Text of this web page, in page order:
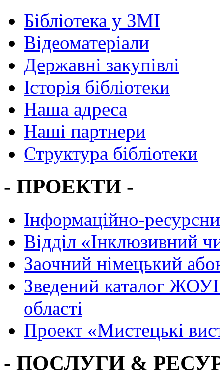
Бібліотека у ЗМІ
Відеоматеріали
Державні закупівлі
Історія бібліотеки
Наша адреса
Наші партнери
Структура бібліотеки
- ПРОЕКТИ -
Інформаційно-
Вiддiл «Інклюзивний
Заочний німецький
Зведений каталог
області
Проект «Мистецькі
- ПОСЛУГИ &